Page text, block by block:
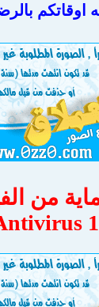
اوقاتكم
من